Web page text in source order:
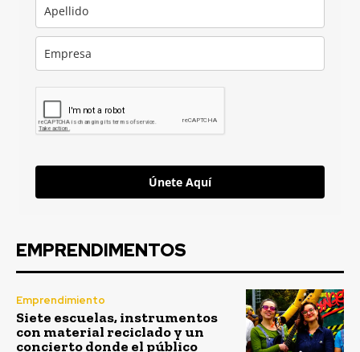
Únete Aquí
EMPRENDIMENTOS
Emprendimiento
Siete escuelas, instrumentos
con material reciclado y un
concierto donde el público